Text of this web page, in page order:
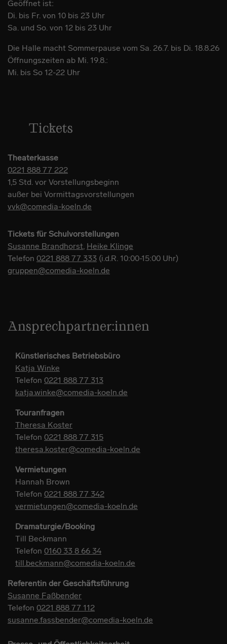
Geöffnet ist:
Di. bis Fr. von 10 bis 23 Uhr
Sa. und So. von 12 bis 23 Uhr
Die Halle macht Sommerpause vom Sa. 26.7. bis Di. 18.8.26
Öffnungszeiten ab Mi. 19.8.:
Mi. bis So 12-22 Uhr
Tickets
Theaterkasse
0221 888 77 222
1,5 Std. vor Vorstellungsbeginn
außer bei Vormittagsvorstellungen
vvk@comedia-koeln.de
Tickets für Schulvorstellungen
Susanne Brandhorst Heike Klinge
Telefon 0221 888 77 333 (i.d.R. 10:00-15:00 Uhr)
gruppen@comedia-koeln.de
Ansprechpartner:innen
Künstlerisches Betriebsbüro
Katja Winke
Telefon 0221 888 77 313
katja.winke@comedia-koeln.de
Touranfragen
Theresa Koster
Telefon 0221 888 77 315
theresa.koster@comedia-koeln.de
Vermietungen
Hannah Brown
Telefon 0221 888 77 342
vermietungen@comedia-koeln.de
Dramaturgie/Booking
Till Beckmann
Telefon 0160 33 8 66 34
till.beckmann@comedia-koeln.de
Referentin der Geschäftsführung
Susanne Faßbender
Telefon 0221 888 77 112
susanne.fassbender@comedia-koeln.de